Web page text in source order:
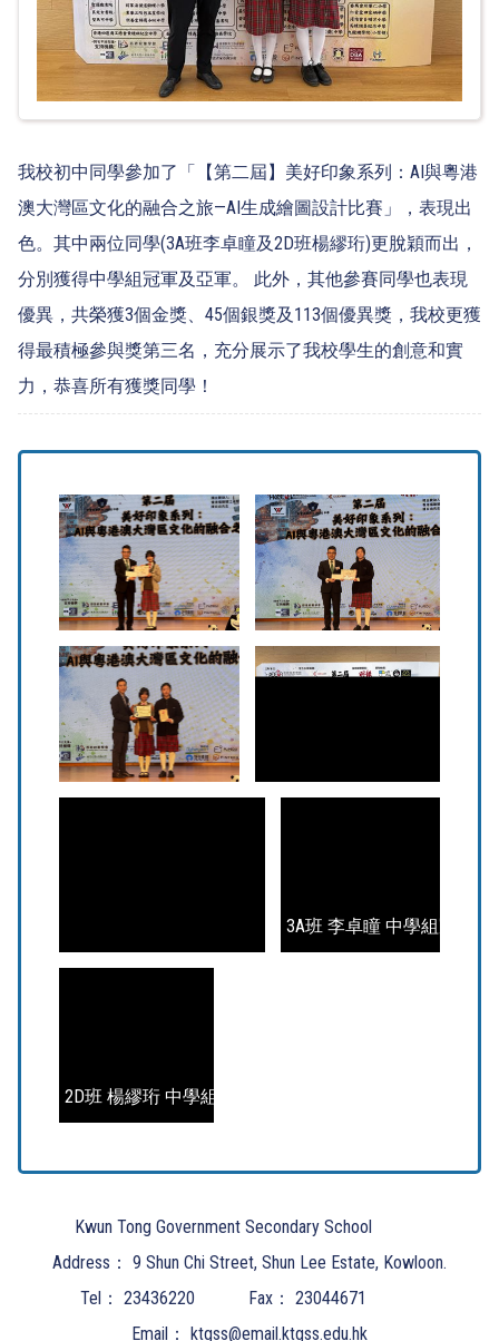
我校初中同學參加了「【第二屆】美好印象系列：AI與粵港
澳大灣區文化的融合之旅—AI生成繪圖設計比賽」，表現出
色。其中兩位同學(3A班李卓瞳及2D班楊繆珩)更脫穎而出，
分別獲得中學組冠軍及亞軍。 此外，其他參賽同學也表現
優異，共榮獲3個金獎、45個銀獎及113個優異獎，我校更獲
得最積極參與獎第三名，充分展示了我校學生的創意和實
力，恭喜所有獲獎同學！
3A班 李卓瞳 中學組冠軍作
2D班 楊繆珩 中學組亞軍作品
Kwun Tong Government Secondary School
Address： 9 Shun Chi Street, Shun Lee Estate, Kowloon.
Tel： 23436220 Fax： 23044671
Email：
ktgss@email.ktgss.edu.hk